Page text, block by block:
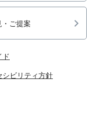
・ご提案
ド
シビリティ方針